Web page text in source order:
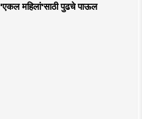
'एकल महिलां'साठी पुढचे पाऊल